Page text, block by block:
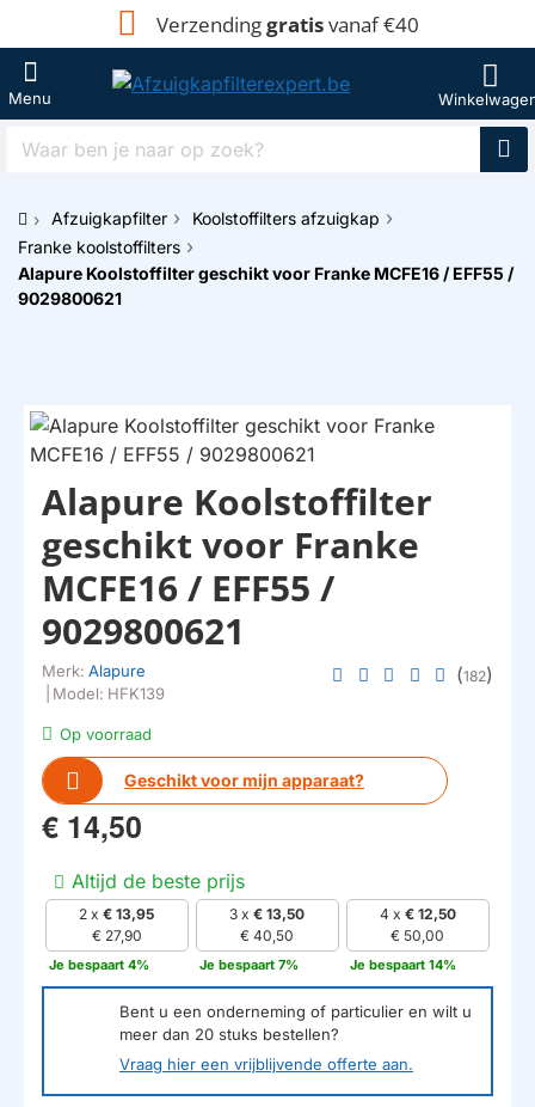
Verzendinggratisvanaf €40
Waar
naar
op
zoek?
h
o
m
Afzuigkapfilter
Koolstoffilters afzuigkap
Franke koolstoffilters
Alapure Koolstoffilter geschikt voor Franke MCFE16 / EFF55 /
9029800621
HUISMERK
Op voorraad
Geschikt voor mijn apparaat?
Alapure Koolstoffilter
geschikt voor Franke
MCFE16 / EFF55 /
9029800621
Merk: Alapure
Model: HFK139
(182)
€ 14,50
Altijd de beste prijs
2 x€ 13,95
€ 27,90
Je bespaart 4%
3 x€ 13,50
€ 40,50
Je bespaart 7%
4 x € 12,50
€ 50,00
Je bespaart 14%
Bent u een onderneming of particulier en wilt u
meer dan 20 stuks bestellen?
Vraag hier een vrijblijvende offerte aan.